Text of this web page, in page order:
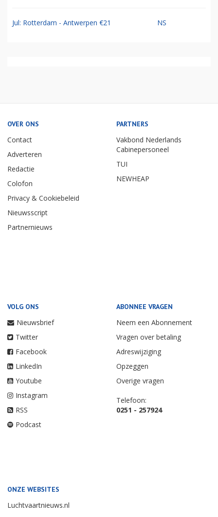
Jul: Rotterdam - Antwerpen €21 NS
OVER ONS
Contact
Adverteren
Redactie
Colofon
Privacy & Cookiebeleid
Nieuwsscript
Partnernieuws
PARTNERS
Vakbond Nederlands
Cabinepersoneel
TUI
NEWHEAP
VOLG ONS
Nieuwsbrief
Twitter
Facebook
LinkedIn
Youtube
Instagram
RSS
Podcast
ABONNEE VRAGEN
Neem een Abonnement
Vragen over betaling
Adreswijziging
Opzeggen
Overige vragen
Telefoon:
0251 - 257924
ONZE WEBSITES
Luchtvaartnieuws.nl